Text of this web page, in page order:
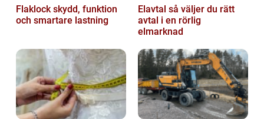
Flaklock skydd, funktion
och smartare lastning
Elavtal så väljer du rätt
avtal i en rörlig
elmarknad